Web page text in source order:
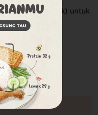
dose (3x suntik) untuk
di Joy of Care
detail →